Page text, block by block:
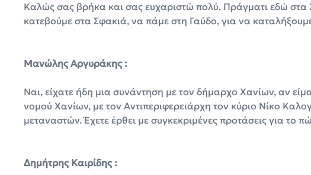
Καλώς σας βρήκα και σας ευχαριστώ πολύ. Πράγματι εδώ
κατεβούμε στα Σφακιά, να πάμε στη Γαύδο, για να
Μανώλης Αργυράκης :
Ναι, είχατε ήδη μια συνάντηση με τον δήμαρχο Χανίων, αν
νομού Χανίων, με τον Αντιπεριφερειάρχη τον κύριο Νίκο
μεταναστών. Έχετε έρθει με συγκεκριμένες προτάσεις για το
Δημήτρης Καιρίδης :